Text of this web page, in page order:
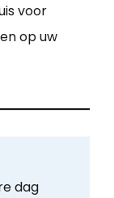
voor
op uw
dag